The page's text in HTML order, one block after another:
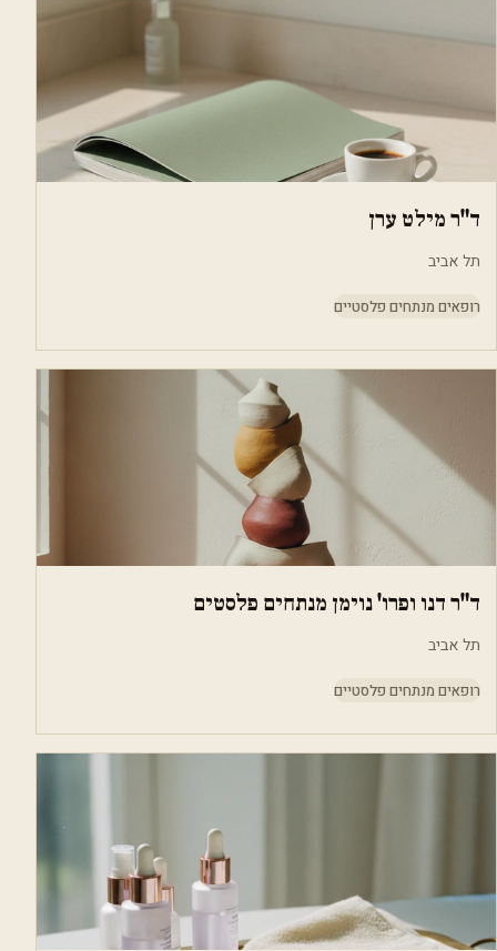
ד"ר מילט ערן
תל אביב
רופאים מנתחים פלסטיים
ד"ר דנו ופרו' נוימן מנתחים פלסטים
תל אביב
רופאים מנתחים פלסטיים